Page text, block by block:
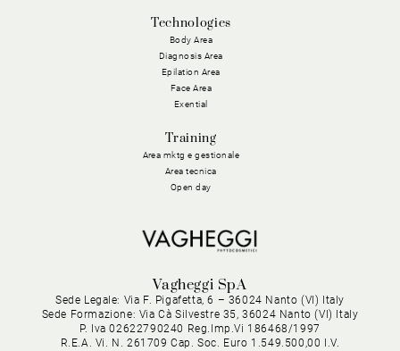
Technologies
Body Area
Diagnosis Area
Epilation Area
Face Area
Exential
Training
Area mktg e gestionale
Area tecnica
Open day
Vagheggi SpA
Sede Legale: Via F. Pigafetta, 6 – 36024 Nanto (VI) Italy
Sede Formazione: Via Cà Silvestre 35, 36024 Nanto (VI) Italy
P. Iva 02622790240 Reg.Imp.Vi 186468/1997
R.E.A. Vi. N. 261709 Cap. Soc. Euro 1.549.500,00 I.V.